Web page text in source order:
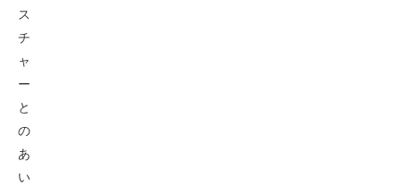
ス
チ
ャ
ー
と
の
あ
い